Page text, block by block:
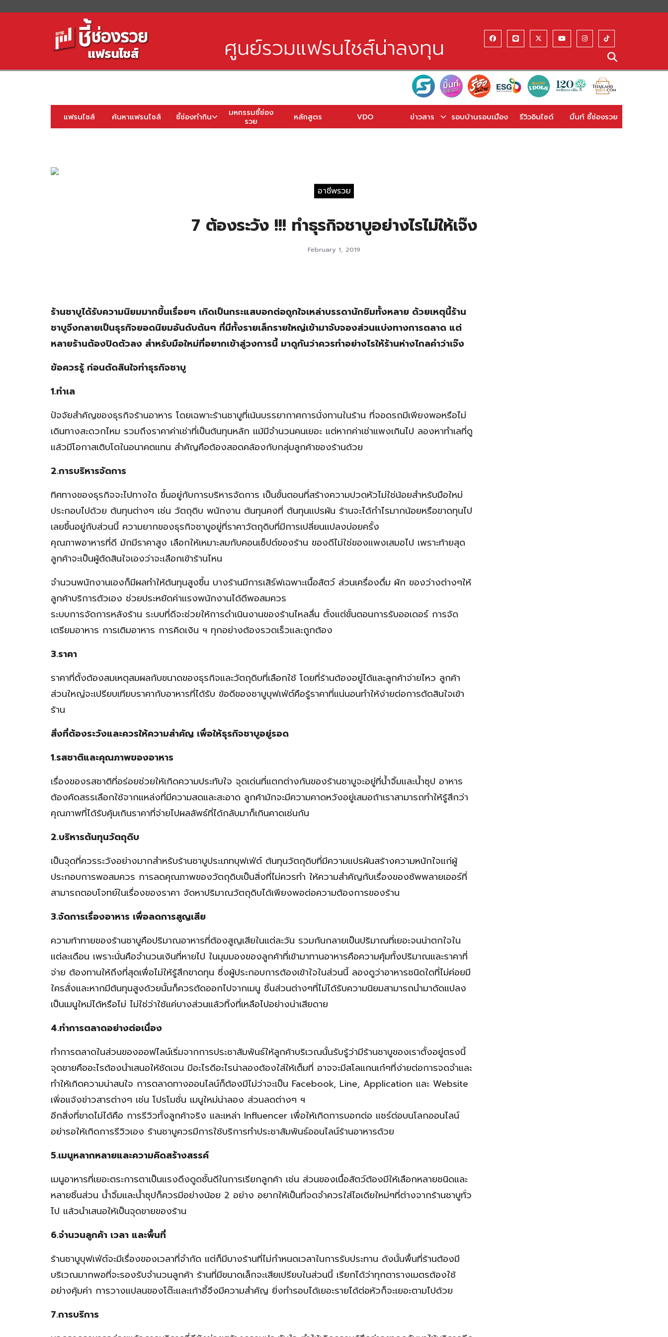
ศูนย์รวมแฟรนไชส์น่าลงทุน
แฟรนไชส์ ค้นหาแฟรนไชส์ ชี้ช่องทำกิน
มหกรรมชี้ช่อง
รวย
หลักสูตร VDO ข่าวสาร รอบบ้านรอบเมือง รีวิวอินไซด์ มิ้นท์ ชี้ช่องรวย
อาชีพรวย
7 ต้องระวัง !!! ทำธุรกิจชาบูอย่างไรไม่ให้เจ๊ง
February 1, 2019
ร้านชาบูได้รับความนิยมมากขึ้นเรื่อยๆ เกิดเป็นกระแสบอกต่อถูกใจเหล่าบรรดานักชิมทั้งหลาย ด้วยเหตุนี้ร้าน
ชาบูจึงกลายเป็นธุรกิจยอดนิยมอันดับต้นๆ ที่มีทั้งรายเล็กรายใหญ่เข้ามาจับจองส่วนแบ่งทางการตลาด แต่
หลายร้านต้องปิดตัวลง สำหรับมือใหม่ที่อยากเข้าสู่วงการนี้ มาดูกันว่าควรทำอย่างไรให้ร้านห่างไกลคำว่าเจ๊ง
ข้อควรรู้ ก่อนตัดสินใจทำธุรกิจชาบู
1.ทำเล
ปัจจัยสำคัญของธุรกิจร้านอาหาร โดยเฉพาะร้านชาบูที่เน้นบรรยากาศการนั่งทานในร้าน ที่จอดรถมีเพียงพอหรือไม่
เดินทางสะดวกไหม รวมถึงราคาค่าเช่าที่เป็นต้นทุนหลัก แม้มีจำนวนคนเยอะ แต่หากค่าเช่าแพงเกินไป ลองหาทำเลที่ดู
แล้วมีโอกาสเติบโตในอนาคตแทน สำคัญคือต้องสอดคล้องกับกลุ่มลูกค้าของร้านด้วย
2.การบริหารจัดการ
ทิศทางของธุรกิจจะไปทางใด ขึ้นอยู่กับการบริหารจัดการ เป็นขั้นตอนที่สร้างความปวดหัวไม่ใช่น้อยสำหรับมือใหม่
ประกอบไปด้วย ต้นทุนต่างๆ เช่น วัตถุดิบ พนักงาน ต้นทุนคงที่ ต้นทุนแปรผัน ร้านจะได้กำไรมากน้อยหรือขาดทุนไป
เลยขึ้นอยู่กับส่วนนี้ ความยากของธุรกิจชาบูอยู่ที่ราคาวัตถุดิบที่มีการเปลี่ยนแปลงบ่อยครั้ง
คุณภาพอาหารที่ดี มักมีราคาสูง เลือกให้เหมาะสมกับคอนเซ็ปต์ของร้าน ของดีไม่ใช่ของแพงเสมอไป เพราะท้ายสุด
ลูกค้าจะเป็นผู้ตัดสินใจเองว่าจะเลือกเข้าร้านไหน
จำนวนพนักงานเองก็มีผลทำให้ต้นทุนสูงขึ้น บางร้านมีการเสิร์ฟเฉพาะเนื้อสัตว์ ส่วนเครื่องดื่ม ผัก ของว่างต่างๆให้
ลูกค้าบริการตัวเอง ช่วยประหยัดค่าแรงพนักงานได้ดีพอสมควร
ระบบการจัดการหลังร้าน ระบบที่ดีจะช่วยให้การดำเนินงานของร้านไหลลื่น ตั้งแต่ขั้นตอนการรับออเดอร์ การจัด
เตรียมอาหาร การเติมอาหาร การคิดเงิน ฯ ทุกอย่างต้องรวดเร็วและถูกต้อง
3.ราคา
ราคาที่ตั้งต้องสมเหตุสมผลกับขนาดของธุรกิจและวัตถุดิบที่เลือกใช้ โดยที่ร้านต้องอยู่ได้และลูกค้าจ่ายไหว ลูกค้า
ส่วนใหญ่จะเปรียบเทียบราคากับอาหารที่ได้รับ ข้อดีของชาบูบุฟเฟ่ต์คือรู้ราคาที่แน่นอนทำให้ง่ายต่อการตัดสินใจเข้า
ร้าน
สิ่งที่ต้องระวังและควรให้ความสำคัญ เพื่อให้ธุรกิจชาบูอยู่รอด
1.รสชาติและคุณภาพของอาหาร
เรื่องของรสชาติที่อร่อยช่วยให้เกิดความประทับใจ จุดเด่นที่แตกต่างกันของร้านชาบูจะอยู่ที่น้ำจิ้มและน้ำซุป อาหาร
ต้องคัดสรรเลือกใช้จากแหล่งที่มีความสดและสะอาด ลูกค้ามักจะมีความคาดหวังอยู่เสมอถ้าเราสามารถทำให้รู้สึกว่า
คุณภาพที่ได้รับคุ้มเกินราคาที่จ่ายไปผลลัพธ์ที่ได้กลับมาก็เกินคาดเช่นกัน
2.บริหารต้นทุนวัตถุดิบ
เป็นจุดที่ควรระวังอย่างมากสำหรับร้านชาบูประเภทบุฟเฟ่ต์ ต้นทุนวัตถุดิบที่มีความแปรผันสร้างความหนักใจแก่ผู้
ประกอบการพอสมควร การลดคุณภาพของวัตถุดิบเป็นสิ่งที่ไม่ควรทำ ให้ความสำคัญกับเรื่องของซัพพลายเออร์ที่
สามารถตอบโจทย์ในเรื่องของราคา จัดหาปริมาณวัตถุดิบได้เพียงพอต่อความต้องการของร้าน
3.จัดการเรื่องอาหาร เพื่อลดการสูญเสีย
ความท้าทายของร้านชาบูคือปริมาณอาหารที่ต้องสูญเสียในแต่ละวัน รวมกันกลายเป็นปริมาณที่เยอะจนน่าตกใจใน
แต่ละเดือน เพราะนั่นคือจำนวนเงินที่หายไป ในมุมมองของลูกค้าที่เข้ามาทานอาหารคือความคุ้มทั้งปริมาณและราคาที่
จ่าย ต้องทานให้ถึงที่สุดเพื่อไม่ให้รู้สึกขาดทุน ซึ่งผู้ประกอบการต้องเข้าใจในส่วนนี้ ลองดูว่าอาหารชนิดใดที่ไม่ค่อยมี
ใครสั่งและหากมีต้นทุนสูงด้วยนั้นก็ควรตัดออกไปจากเมนู ชิ้นส่วนต่างๆที่ไม่ได้รับความนิยมสามารถนำมาดัดแปลง
เป็นเมนูใหม่ได้หรือไม่ ไม่ใช่ว่าใช้แค่บางส่วนแล้วทิ้งที่เหลือไปอย่างน่าเสียดาย
4.ทำการตลาดอย่างต่อเนื่อง
ทำการตลาดในส่วนของออฟไลน์เริ่มจากการประชาสัมพันธ์ให้ลูกค้าบริเวณนั้นรับรู้ว่ามีร้านชาบูของเราตั้งอยู่ตรงนี้
จุดขายคืออะไรต้องนำเสนอให้ชัดเจน มีอะไรดีอะไรน่าลองต้องใส่ให้เต็มที่ อาจจะมีสโลแกนเก๋ๆที่ง่ายต่อการจดจำและ
ทำให้เกิดความน่าสนใจ การตลาดทางออนไลน์ก็ต้องมีไม่ว่าจะเป็น Facebook, Line, Application และ Website
เพิ่อแจ้งข่าวสารต่างๆ เช่น โปรโมชั่น เมนูใหม่น่าลอง ส่วนลดต่างๆ ฯ
อีกสิ่งที่ขาดไม่ได้คือ การรีวิวทั้งลูกค้าจริง และเหล่า Influencer เพื่อให้เกิดการบอกต่อ แชร์ต่อบนโลกออนไลน์
อย่ารอให้เกิดการรีวิวเอง ร้านชาบูควรมีการใช้บริการทำประชาสัมพันธ์ออนไลน์ร้านอาหารด้วย
5.เมนูหลากหลายและความคิดสร้างสรรค์
เมนูอาหารที่เยอะตระการตาเป็นแรงดึงดูดชั้นดีในการเรียกลูกค้า เช่น ส่วนของเนื้อสัตว์ต้องมีให้เลือกหลายชนิดและ
หลายชิ้นส่วน น้ำจิ้มและน้ำซุปก็ควรมีอย่างน้อย 2 อย่าง อยากให้เป็นที่จดจำควรใส่ไอเดียใหม่ๆที่ต่างจากร้านชาบูทั่ว
ไป แล้วนำเสนอให้เป็นจุดขายของร้าน
6.จำนวนลูกค้า เวลา และพื้นที่
ร้านชาบูบุฟเฟ่ต์จะมีเรื่องของเวลาที่จำกัด แต่ก็มีบางร้านที่ไม่กำหนดเวลาในการรับประทาน ดังนั้นพื้นที่ร้านต้องมี
บริเวณมากพอที่จะรองรับจำนวนลูกค้า ร้านที่มีขนาดเล็กจะเสียเปรียบในส่วนนี้ เรียกได้ว่าทุกตารางเมตรต้องใช้
อย่างคุ้มค่า การวางแปลนของโต๊ะและเก้าอี้จึงมีความสำคัญ ยิ่งทำรอบได้เยอะรายได้ต่อหัวก็จะเยอะตามไปด้วย
7.การบริการ